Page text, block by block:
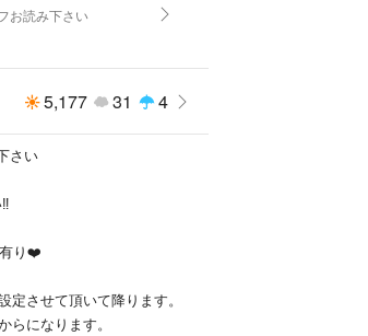
せて頂きます。
お読み下さい
5,177 31 4
さい
り❤️
させて頂いて降ります。
になります。